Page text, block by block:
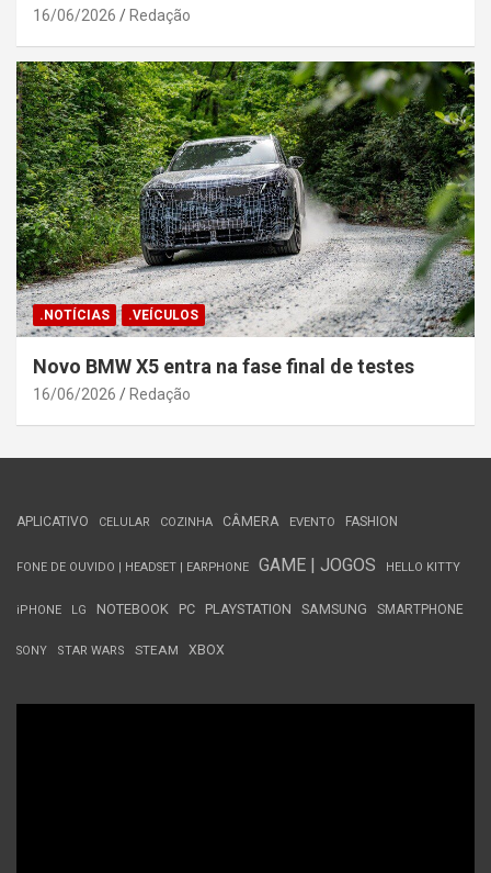
16/06/2026 Redação
.NOTÍCIAS .VEÍCULOS
Novo BMW X5 entra na fase final de testes
16/06/2026 Redação
APLICATIVO CELULAR COZINHA CÂMERA EVENTO FASHION
FONE DE OUVIDO | HEADSET | EARPHONE GAME | JOGOS HELLO KITTY
iPHONE LG NOTEBOOK PC PLAYSTATION SAMSUNG SMARTPHONE
SONY STAR WARS STEAM XBOX